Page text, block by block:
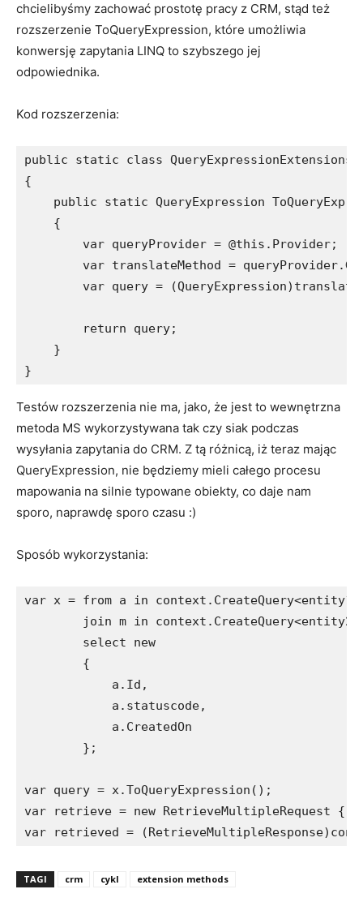
chcielibyśmy zachować prostotę pracy z CRM, stąd też
rozszerzenie ToQueryExpression, które umożliwia
konwersję zapytania LINQ to szybszego jej
odpowiednika.
Kod rozszerzenia:
public static class QueryExpressionExtensions
{
public static QueryExpression
    {
        var queryProvider = @this.Provider;
var translateMethod =
var query =
        return query;
    }
}
Testów rozszerzenia nie ma, jako, że jest to wewnętrzna
metoda MS wykorzystywana tak czy siak podczas
wysyłania zapytania do CRM. Z tą różnicą, iż teraz mając
QueryExpression, nie będziemy mieli całego procesu
mapowania na silnie typowane obiekty, co daje nam
sporo, naprawdę sporo czasu :)
Sposób wykorzystania:
var x = from a in
join m in
        select new
        {
            a.Id,
            a.statuscode,
            a.CreatedOn
        };
var query = x.ToQueryExpression();
var retrieve = new RetrieveMultipleRequest {
var retrieved =
TAGI crm cykl extension methods